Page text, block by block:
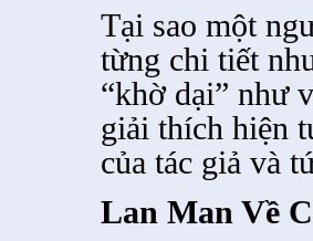
Tại sao một
từng chi tiết
“khờ dại” như
giải thích hiện
của tác giả và
Lan Man Về